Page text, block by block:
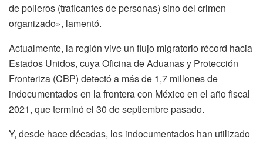
de polleros (traficantes de personas) sino del crimen
organizado», lamentó.
Actualmente, la región vive un flujo migratorio récord hacia
Estados Unidos, cuya Oficina de Aduanas y Protección
Fronteriza (CBP) detectó a más de 1,7 millones de
indocumentados en la frontera con México en el año fiscal
2021, que terminó el 30 de septiembre pasado.
Y, desde hace décadas, los indocumentados han utilizado